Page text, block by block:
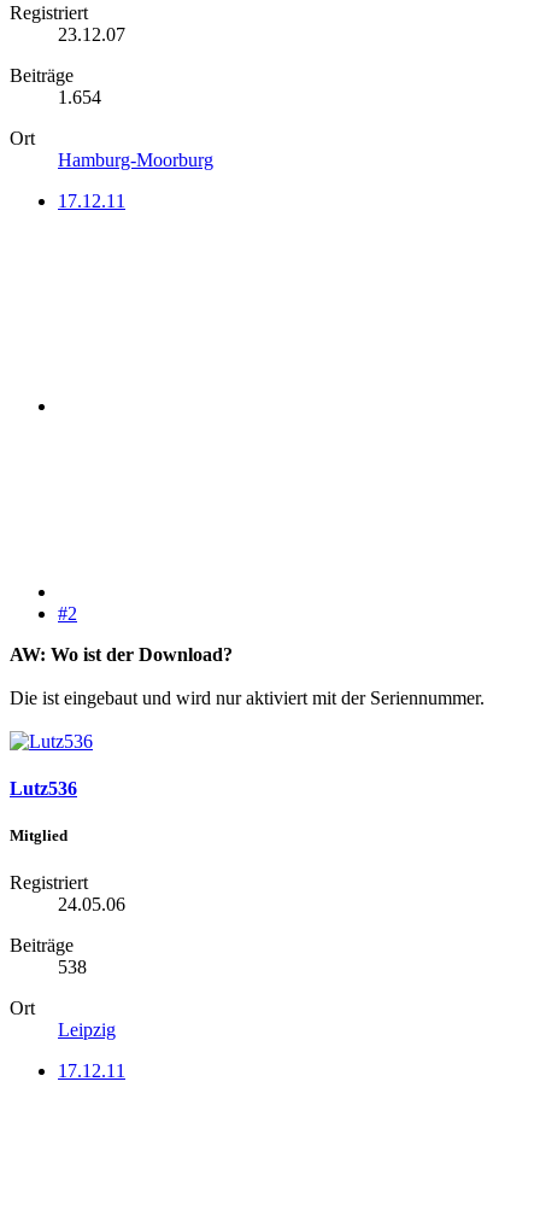
Registriert
23.12.07
Beiträge
1.654
Ort
Hamburg-Moorburg
17.12.11
#2
AW: Wo ist der Download?
Die ist eingebaut und wird nur aktiviert mit der Seriennummer.
Lutz536
Mitglied
Registriert
24.05.06
Beiträge
538
Ort
Leipzig
17.12.11